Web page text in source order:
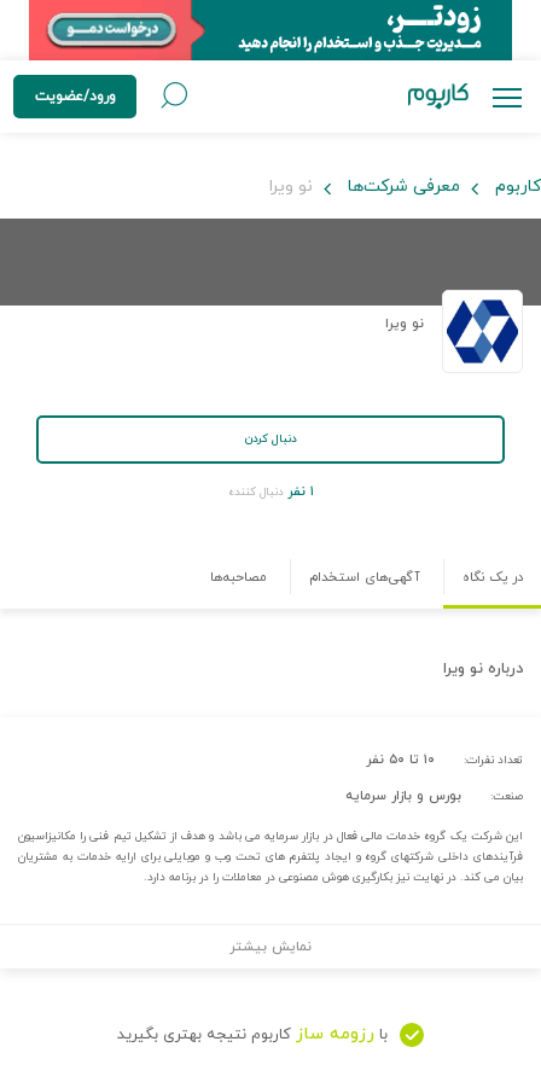
ورود/عضویت
کاربوم معرفی شرکت‌ها نو ویرا
نو ویرا
دنبال کردن
۱ نفر دنبال کننده
در یک نگاه آگهی‌های استخدام مصاحبه‌ها
درباره نو ویرا
تعداد نفرات: ۱۰ تا ۵۰ نفر
صنعت: بورس و بازار سرمایه
این شرکت یک گروه خدمات مالی فعال در بازار سرمایه می باشد و هدف از تشکیل تیم فنی را مکانیزاسیون
فرآیندهای داخلی شرکتهای گروه و ایجاد پلتفرم های تحت وب و موبایلی برای ارایه خدمات به مشتریان
بیان می کند. در نهایت نیز بکارگیری هوش مصنوعی در معاملات را در برنامه دارد.
نمایش بیشتر
با رزومه ساز کاربوم نتیجه بهتری بگیرید